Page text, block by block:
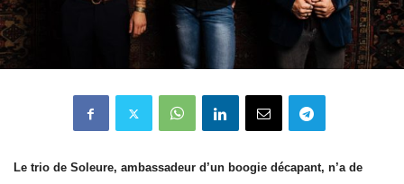
Le trio de Soleure, ambassadeur d’un boogie décapant, n’a de